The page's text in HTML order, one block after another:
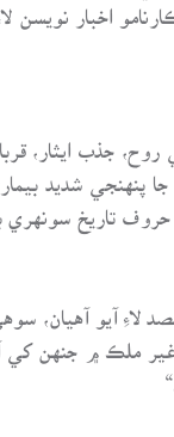
اخبار نويسن
ايثار،
پنهنجي شديد
تاريخ سونهري
لاءِ آيو آهيان،
ملڪ ۾ جنهن